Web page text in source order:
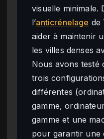
visuelle minimale.
l’anticrénelage de
aider à maintenir
les villes denses
Nous avons testé
trois
différentes
gamme,
gamme et une
pour garantir une